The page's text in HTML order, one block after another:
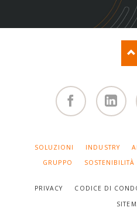
SALTA
NAVIGAZIONE
SOLUZIONI INDUSTRY
GRUPPO
SOSTENIBILITÀ
PRIVACY CODICE DI